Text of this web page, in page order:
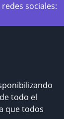
sociales:
todo el
que todos